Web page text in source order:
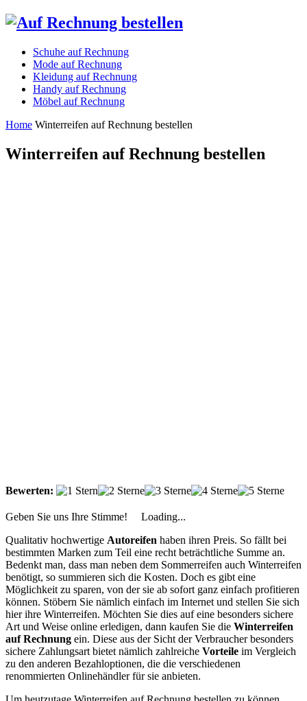
Schuhe auf Rechnung
Mode auf Rechnung
Kleidung auf Rechnung
Handy auf Rechnung
Möbel auf Rechnung
Home Winterreifen auf Rechnung bestellen
Winterreifen auf Rechnung bestellen
Bewerten:
Geben Sie uns Ihre Stimme!
Loading...
Qualitativ hochwertige Autoreifen haben ihren Preis. So fällt bei
bestimmten Marken zum Teil eine recht beträchtliche Summe an.
Bedenkt man, dass man neben dem Sommerreifen auch Winterreifen
benötigt, so summieren sich die Kosten. Doch es gibt eine
Möglichkeit zu sparen, von der sie ab sofort ganz einfach profitieren
können. Stöbern Sie nämlich einfach im Internet und stellen Sie sich
hier ihre Winterreifen. Möchten Sie dies auf eine besonders sichere
Art und Weise online erledigen, dann kaufen Sie die Winterreifen
auf Rechnung ein. Diese aus der Sicht der Verbraucher besonders
sichere Zahlungsart bietet nämlich zahlreiche Vorteile im Vergleich
zu den anderen Bezahloptionen, die die verschiedenen
renommierten Onlinehändler für sie anbieten.